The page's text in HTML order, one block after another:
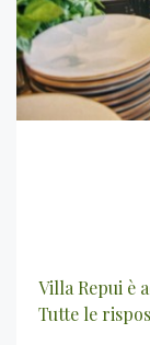
Villa Repui è
Tutte le